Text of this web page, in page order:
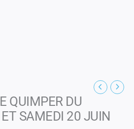
QUIMPER DU
SAMEDI 20 JUIN